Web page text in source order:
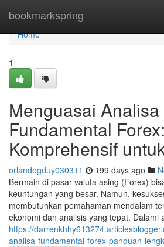
bookmarkspring
Home
Home
1
Menguasai Analisa
Fundamental
Komprehensif
orlandogduy030311 199 days ago
Bermain di pasar valuta asing (Forex)
keuntungan yang besar. Namun,
membutuhkan pemahaman mendalam
ekonomi dan analisis yang tepat. Dalami
https://
analisa-fundamental-forex-panduan-